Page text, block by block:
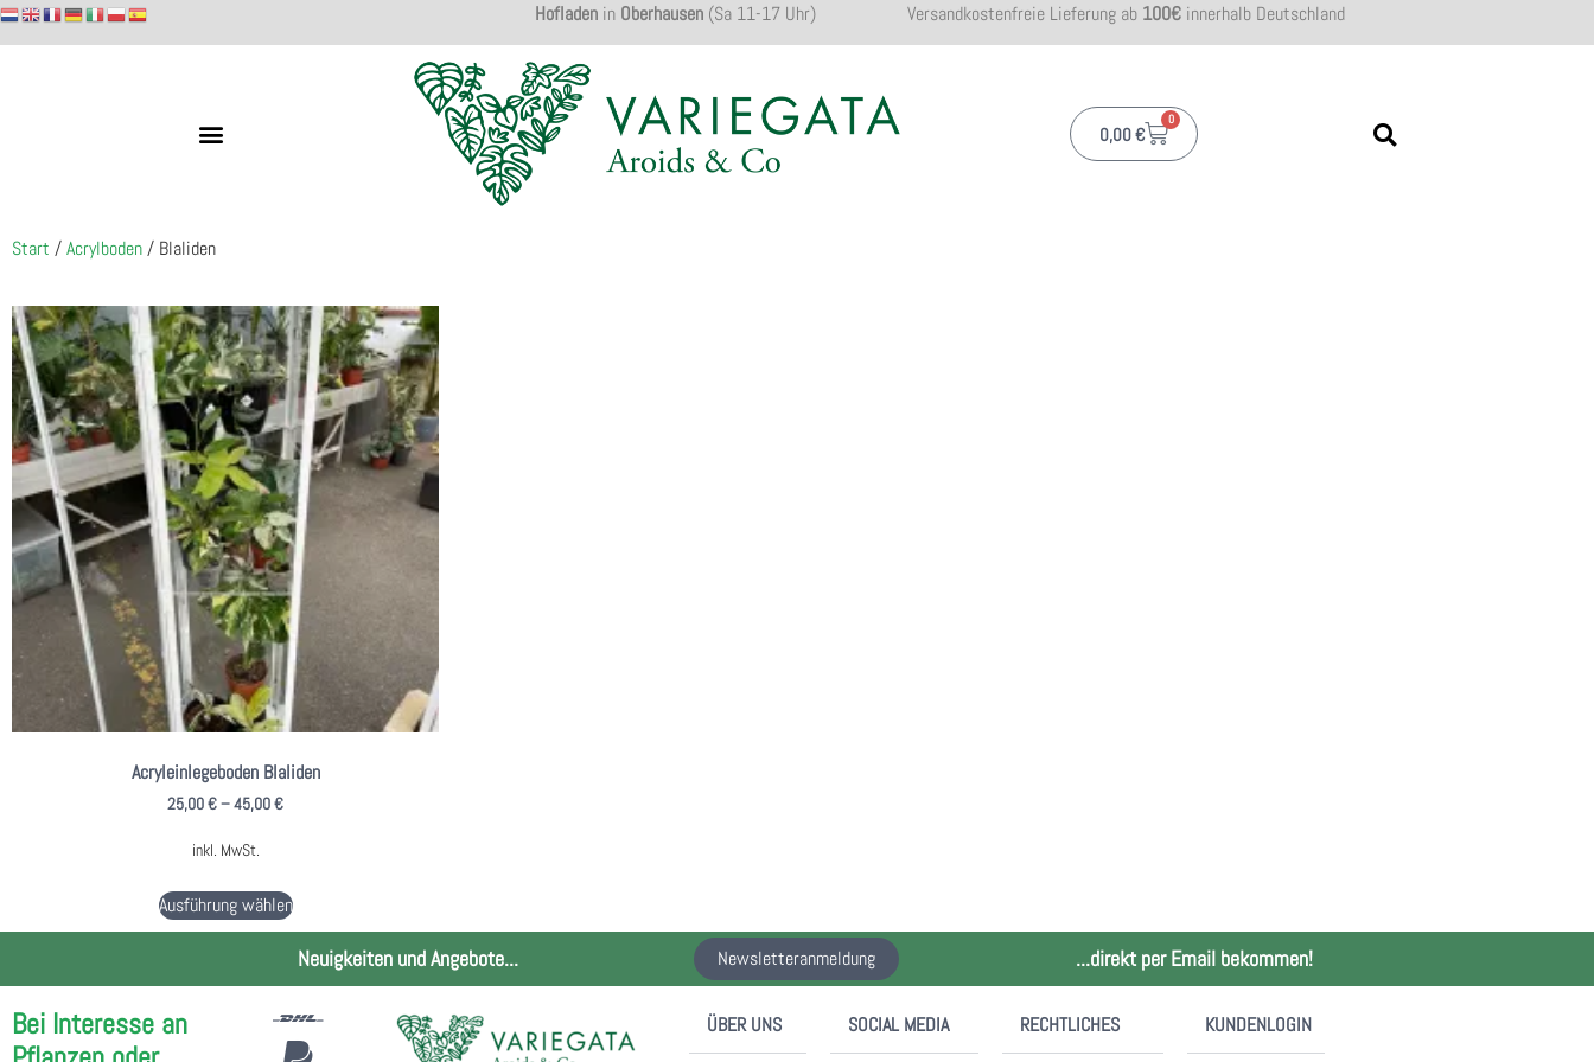
Hofladen in Oberhausen (Sa 11-17 Uhr) Versandkostenfreie Lieferung ab 100€ innerhalb Deutschland
0,00€
0
Start /Acrylboden/ Blaliden
Acryleinlegeboden Blaliden
25,00€–45,00€
inkl. MwSt.
Ausführung wählen
Neuigkeiten und Angebote... Newsletteranmeldung ...direkt per Email bekommen!
Bei Interesse an
ÜBER UNS SOCIAL MEDIA RECHTLICHES KUNDENLOGIN